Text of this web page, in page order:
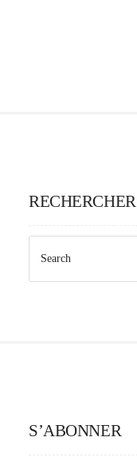
RECHERCHER
S’ABONNER